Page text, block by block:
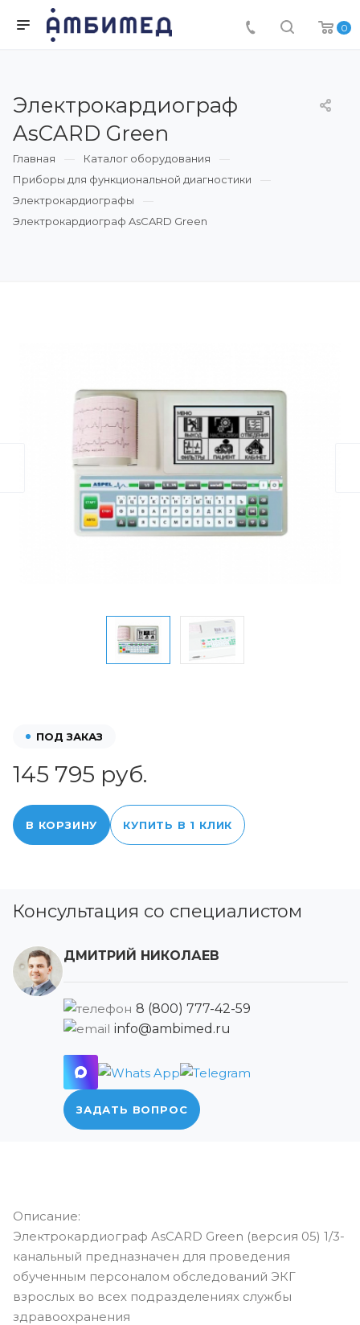
0
Электрокардиограф
AsCARD Green
Главная
Каталог оборудования
Приборы для функциональной диагностики
Электрокардиографы
Электрокардиограф AsCARD Green
ПОД ЗАКАЗ
145 795 руб.
В КОРЗИНУ КУПИТЬ В 1 КЛИК
Консультация со специалистом
ДМИТРИЙ НИКОЛАЕВ
8 (800) 777-42-59
info@ambimed.ru
ЗАДАТЬ ВОПРОС
Описание:
Электрокардиограф AsCARD Green (версия 05) 1/3-
канальный предназначен для проведения
обученным персоналом обследований ЭКГ
взрослых во всех подразделениях службы
здравоохранения